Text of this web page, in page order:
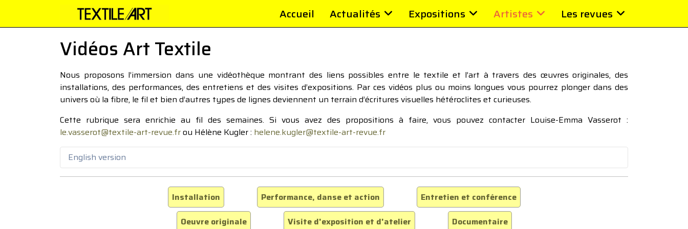
Accueil Actualités Expositions Artistes Les revues
Vidéos Art Textile
Nous proposons l’immersion dans une vidéothèque montrant des liens possibles entre le textile et l’art à travers des œuvres originales, des
installations, des performances, des entretiens et des visites d’expositions. Par ces vidéos plus ou moins longues vous pourrez plonger dans des
univers où la fibre, le fil et bien d’autres types de lignes deviennent un terrain d’écritures visuelles hétéroclites et curieuses.
Cette rubrique sera enrichie au fil des semaines. Si vous avez des propositions à faire, vous pouvez contacter Louise-Emma Vasserot :
le.vasserot@textile-art-revue.frou Hélène Kugler : helene.kugler@textile-art-revue.fr
English version
Installation Performance, danse et action
Entretien et conférence
Oeuvre originale
Visite d'exposition et d'atelier Documentaire